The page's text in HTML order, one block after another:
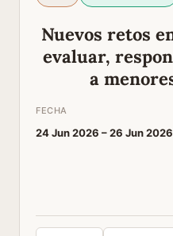
Nuevos retos
evaluar,
a
FECHA
24 Jun 2026 –26 Jun 2026